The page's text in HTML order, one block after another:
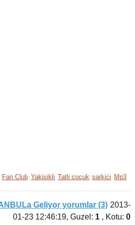
Fan Club Yakisikli Tatli cocuk sarkici Mp3
Geliyor yorumlar (3) 2013-
01-23 12:46:19, Guzel: 1 , Kotu:0